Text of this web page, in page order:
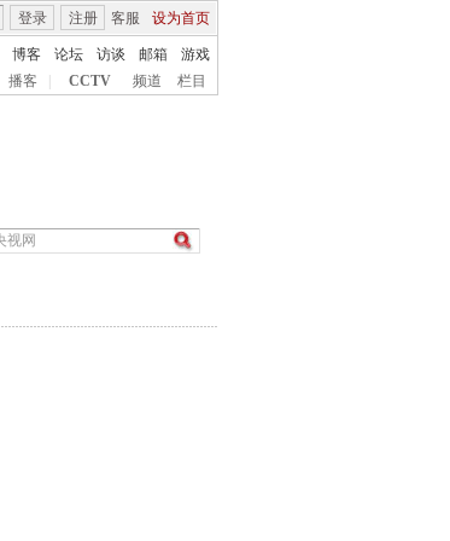
客服 设为首页
登录 注册
博客 论坛 访谈 邮箱
游戏
播客 CCTV 频道 栏目